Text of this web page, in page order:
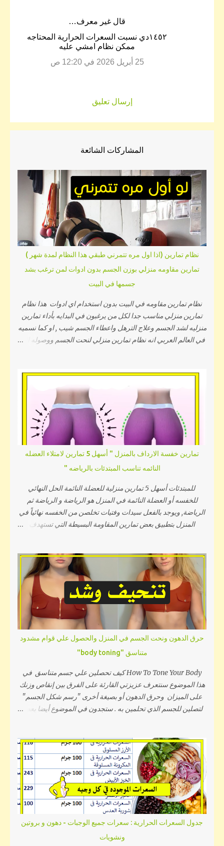
‏قال غير معرف…
١٤٥٢دي نسبت السعرات الحرارية المحتاجه
ممكن نظام امشي عليه
25 أبريل 2026 في 12:20 ص
إرسال تعليق
المشاركات الشائعة
نظام تمارين (اذا اول مره تتمرني طبقي هذا النظام لمدة شهر )
تمارين مقاومه منزلي بوزن الجسم بدون ادوات لمن ترغب بشد
جسمها في البيت
نظام تمارين مقاومه في البيت بدون استخدام اي ادوات هذا نظام
تمارين منزلي مناسب جدا لكل من يرغبون في البدايه بأداء تمارين
منزليه لشد الجسم وعلاج الترهل واعطاء الجسم شيب , او كما نسميه
في العالم العربي انه نظام تمارين منزلي لنحت الجسم ووصوله الي
العضلي اثناء التمارين وايضا تجعل عضلاتك اكثر مرونه وبالتالي
تصبحي اقل عرضه للإصابات طبقي هذه الاستريتشات لمدة تتراوح
بين ثلاثة و خمسة دقائق بحيث تكون لكل تمرين او وضع مالا يقل عن
ثلاثين ثانيه وتكون العضله في وضع مشدود كما تشاهدين في الصور
التاليه وإا كانت صعبه عليكي ف بعد الصور مقطع فيديو قصير لكي
تشاهدي وتقومي بالتطبيق عمليا بسهوله إذا كان الأمر صعب تطبيقه
من الصور فشاهدي هذا الفيديو وقومي بالتطبيق كما تشاهدين تمارين
كارديو بعد ذلك في تطبيقك للتمارين في المنزل وفي اي مكان حتي
ان كان نظام تمارين خاص بالتمرين في النادي او صالة الجيم فقومي
دائما بالإحماء كما ستشاهدي في الدقا...
تمارين خفسة الارداف بالمنزل " أسهل 5 تمارين لامتلاء العضله
النائمه تناسب المبتدئات بالرياضه "
للمبتدئات أسهل 5 تمارين منزلية للعضلة النائمة الحل النهائي
للخفسه أو العضلة النائمة في المنزل هو الرياضة و الرياضة ثم
الرياضة, ويوجد بالفعل سيدات وفتيات تخلصن من الخفسه نهائياً في
المنزل بتطبيق بعض تمارين المقاومة البسيطة التي تستهدف
كيرفي إنسيابي مثالي خالي من أي تعرجات وسوف أشرح في هذا
المقال أِسهل خمسة تمارين منزلية للعضلة النائمة بطريقة الأداء
وأهم النصائح الخاصة بالتغذية التي ستساعدك على التخلص من
العضلة النائمة... السبب الرئيسي لظهور الخفسه حتى نتخلص من
هذه المشكلة التي تزعجك بشكل صحيح يجب أولاً أن نتكلم عن
السبب الرئيسي العلمي لحدوث الخفسه أو غمازة الورك أو العضلة
النائمة, فما يجب فيجب عليك إدراكه أن تجويف الخفسه لا يحتوي
على عضلة ضعيفة أو صغيرة ويتم تكبيرها بالتمارين وتسمية العضلة
النائمة تسمية خاطئة. فموضع الخفسه يظهر كيرفي وممتليء نتيجة
لألتقاء عضلات الفخذ الجانبية مع عضلات المؤخرة ويبدو مجوفاً وفارغاً
نتيجة لأحد السببين التاليين: أولاً زيادة الوزن...
حرق الدهون ونحت الجسم في المنزل والحصول علي قوام مشدود
متناسق "body toning"
How To Tone Your Body كيف تحصلين علي جسم متناسق في
هذا الموضوع سنتعرف عزيزتي القارئة على الفرق بين إنقاص وزنك
على الميزان وحرق الدهون أو بصيغة أخرى "رسم شكل الجسم"
لتصلين للجسم الذي تحلمين به . ستجدون في الموضوع أيضا بعض
الوزن عند قياسه على الميزان , باستطاعتك عزيزتي القارئة تحقيق
ذلك بسهولة اذا اتبعتي نظام غذائي مناسب لجسمك و سأخبرك كيفية
معرفة النظام الغذائي المناسب . لكن يجب التنويه الى أن اتباع نظام
غذائي فقط لن يعطي نتائج مرضية لو كان هدفك الأساسي هو
الحصول على جسم مشدود لان الاعتماد على هذه الوسيلة وحدها
ستنقص وزنك لكنه سيبقى بنفس الشكل فعلى سبيل المثال،لو كنت
تعانين من تراكم الدهون في منطقة معينة مثل البطن او الأرداف
ستجدين أن الفرق الوحيد بعد اتباع النظام الغذائي هو صغر حجم
الدهون في هذه المناطق مع بقاء جسمك بنفس الشكل ,بل و
جدول السعرات الحرارية : سعرات جميع الوجبات - دهون و بروتين
ونشويات